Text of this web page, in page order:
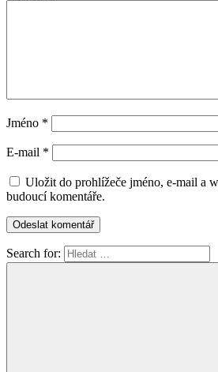
Jméno *
E-mail *
Uložit do prohlížeče jméno, e-mail a
budoucí komentáře.
Search for: